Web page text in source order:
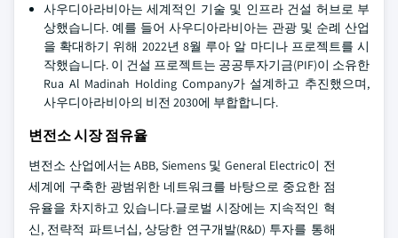
사우디아라비아는 세계적인 기술 및 인프라 건설 허브로 부
상했습니다. 예를 들어 사우디아라비아는 관광 및 순례 산업
을 확대하기 위해 2022년 8월 루아 알 마디나 프로젝트를 시
작했습니다. 이 건설 프로젝트는 공공투자기금(PIF)이 소유한
Rua Al Madinah Holding Company가 설계하고 추진했으며,
사우디아라비아의 비전 2030에 부합합니다.
변전소 시장 점유율
변전소 산업에서는 ABB, Siemens 및 General Electric이 전
세계에 구축한 광범위한 네트워크를 바탕으로 중요한 점
유율을 차지하고 있습니다.글로벌 시장에는 지속적인 혁
신, 전략적 파트너십, 상당한 연구개발(R&D) 투자를 통해